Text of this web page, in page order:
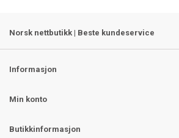
Norsk nettbutikk | Beste kundeservice
Informasjon
Min konto
Butikkinformasjon